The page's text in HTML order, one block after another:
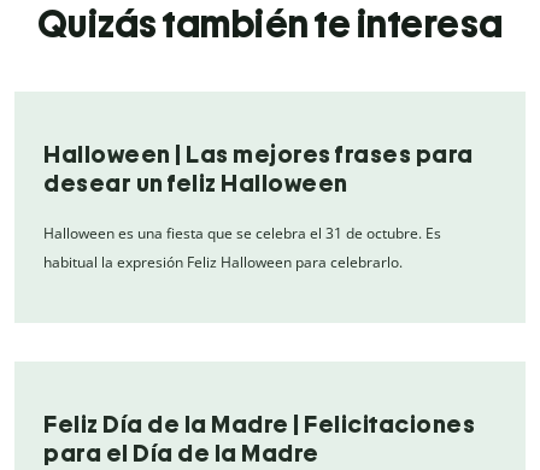
Quizás también te interesa
Halloween | Las mejores frases para
desear un feliz Halloween
Halloween es una fiesta que se celebra el 31 de octubre. Es
habitual la expresión Feliz Halloween para celebrarlo.
Feliz Día de la Madre | Felicitaciones
para el Día de la Madre